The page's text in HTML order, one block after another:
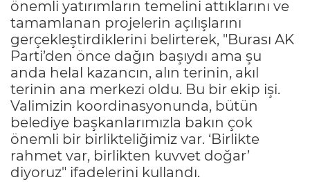
önemli yatırımların temelini attıklarını ve
tamamlanan projelerin açılışlarını
gerçekleştirdiklerini belirterek, "Burası AK
Parti’den önce dağın başıydı ama şu
anda helal kazancın, alın terinin, akıl
terinin ana merkezi oldu. Bu bir ekip işi.
Valimizin koordinasyonunda, bütün
belediye başkanlarımızla bakın çok
önemli bir birlikteliğimiz var. ‘Birlikte
rahmet var, birlikten kuvvet doğar’
diyoruz" ifadelerini kullandı.